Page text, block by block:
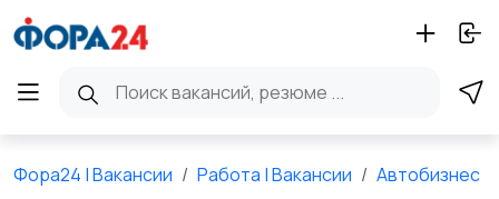
Фора24 | Вакансии Работа | Вакансии Автобизнес